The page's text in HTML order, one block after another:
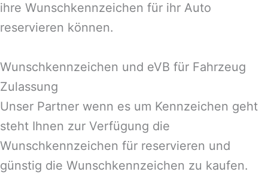
ihre Wunschkennzeichen für ihr Auto
reservieren können.
Wunschkennzeichen und eVB für Fahrzeug
Zulassung
Unser Partner wenn es um Kennzeichen geht
steht Ihnen zur Verfügung die
Wunschkennzeichen für reservieren und
günstig die Wunschkennzeichen zu kaufen.